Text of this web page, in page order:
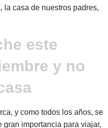
la casa de nuestros padres,
este
y no
y como todos los años, se
gran importancia para viajar,